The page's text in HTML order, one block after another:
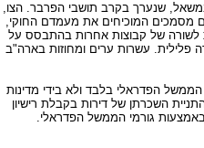
שנערך בקרב תושבי הפרבר. הצו,
מסמכים המוכיחים את מעמדם החוקי,
לשורה של קבוצות אחרות בהתבסס על
עשרות ערים ומחוזות בארה"ב
הפדראלי בלבד ולא בידי מדינות
השכרתן של דירות בקבלת רישיון
גורמי הממשל הפדראלי.